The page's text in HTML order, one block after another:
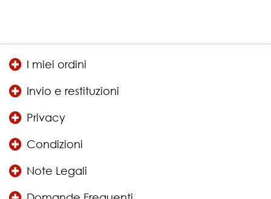
I miei ordini
Invio e restituzioni
Privacy
Condizioni
Note Legali